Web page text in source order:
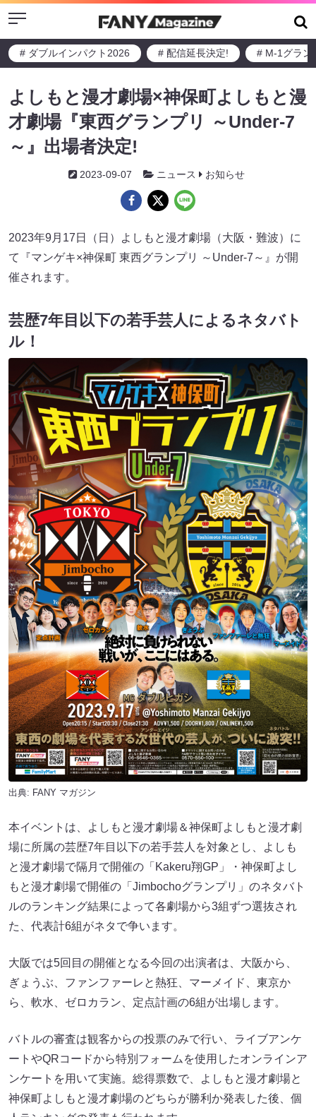
Menu
# ダブルインパクト2026 # 配信延長決定! # M-1グラン
よしもと漫才劇場×神保町よしもと漫
才劇場『東西グランプリ ～Under-7
～』出場者決定!
2023-09-07 ニュース お知らせ
2023年9月17日（日）よしもと漫才劇場（⼤阪・難波）に
て『マンゲキ×神保町 東西グランプリ ～Under-7～』が開
催されます。
芸歴7年⽬以下の若⼿芸⼈によるネタバト
ル！
出典: FANY マガジン
本イベントは、よしもと漫才劇場＆神保町よしもと漫才劇
場に所属の芸歴7年⽬以下の若⼿芸⼈を対象とし、よしも
と漫才劇場で隔⽉で開催の「Kakeru翔GP」・神保町よし
もと漫才劇場で開催の「Jimbochoグランプリ」のネタバト
ルのランキング結果によって各劇場から3組ずつ選抜され
た、代表計6組がネタで争います。
大阪では5回目の開催となる今回の出演者は、大阪から、
ぎょうぶ、ファンファーレと熱狂、マーメイド、東京か
ら、軟水、ゼロカラン、定点計画の6組が出場します。
バトルの審査は観客からの投票のみで⾏い、ライブアンケ
ートやQRコードから特別フォームを使用したオンラインア
ンケートを⽤いて実施。総得票数で、よしもと漫才劇場と
神保町よしもと漫才劇場のどちらが勝利か発表した後、個